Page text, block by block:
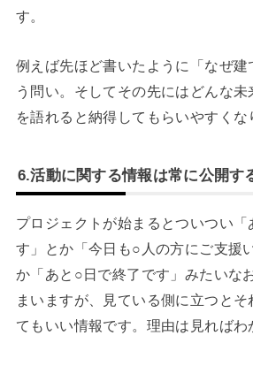
す。
例えば先ほど書いたように「なぜ
う問い。そしてその先にはどんな
を語れると納得してもらいやすくな
6.活動に関する情報は常に公開す
プロジェクトが始まるとついつい
す」とか「今日も○人の方にご支援
か「あと○日で終了です」みたいな
まいますが、見ている側に立つとそ
てもいい情報です。理由は見ればわ